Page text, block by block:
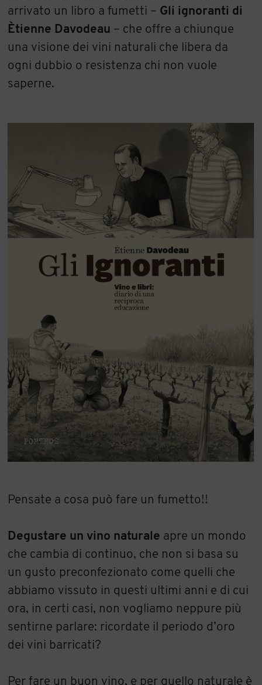
arrivato un libro a fumetti – Gli ignoranti di
Ètienne Davodeau – che offre a chiunque
una visione dei vini naturali che libera da
ogni dubbio o resistenza chi non vuole
saperne.
Pensate a cosa può fare un fumetto!!
Degustare un vino naturale apre un mondo
che cambia di continuo, che non si basa su
un gusto preconfezionato come quelli che
abbiamo vissuto in questi ultimi anni e di cui
ora, in certi casi, non vogliamo neppure più
sentirne parlare: ricordate il periodo d’oro
dei vini barricati?
Per fare un buon vino, e per quello naturale è